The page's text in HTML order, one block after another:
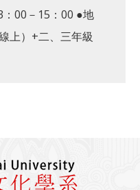
00－15：00 ●地
上）+二、三年級